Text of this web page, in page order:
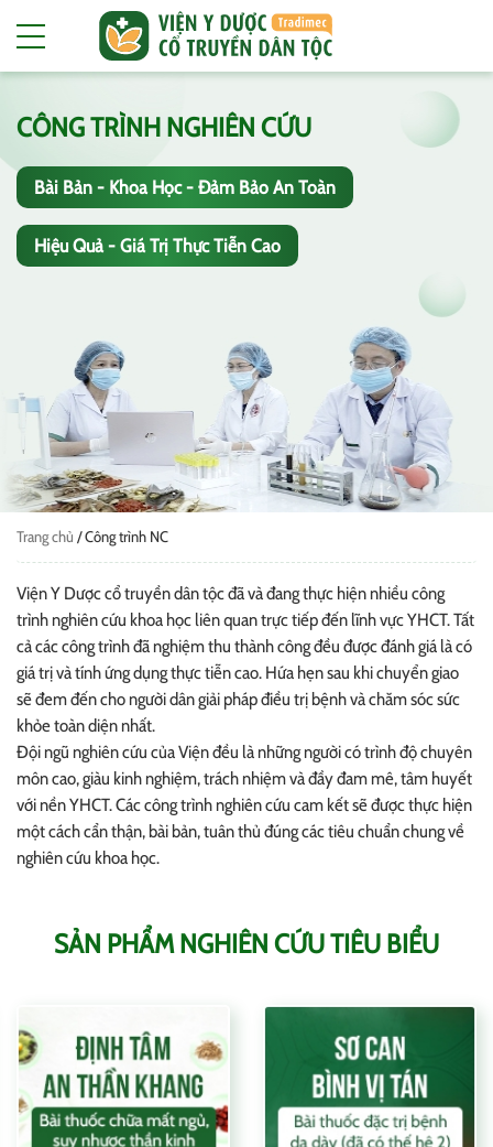
CÔNG TRÌNH NGHIÊN CỨU
Bài Bản - Khoa Học - Đảm Bảo An Toàn
Hiệu Quả - Giá Trị Thực Tiễn Cao
Trang chủ /Công trình NC
Viện Y Dược cổ truyền dân tộc đã và đang thực hiện nhiều công
trình nghiên cứu khoa học liên quan trực tiếp đến lĩnh vực YHCT. Tất
cả các công trình đã nghiệm thu thành công đều được đánh giá là có
giá trị và tính ứng dụng thực tiễn cao. Hứa hẹn sau khi chuyển giao
sẽ đem đến cho người dân giải pháp điều trị bệnh và chăm sóc sức
khỏe toàn diện nhất.
Đội ngũ nghiên cứu của Viện đều là những người có trình độ chuyên
môn cao, giàu kinh nghiệm, trách nhiệm và đầy đam mê, tâm huyết
với nền YHCT. Các công trình nghiên cứu cam kết sẽ được thực hiện
một cách cẩn thận, bài bản, tuân thủ đúng các tiêu chuẩn chung về
nghiên cứu khoa học.
SẢN PHẨM NGHIÊN CỨU TIÊU BIỂU